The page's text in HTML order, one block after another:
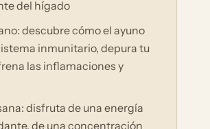
del hígado
descubre cómo el ayuno
inmunitario, depura tu
las inflamaciones y
disfruta de una energía
de una concentración